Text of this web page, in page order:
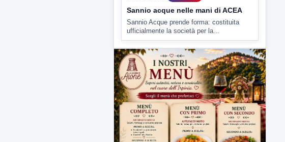
▶
5 AGOSTO 2026 ATTUALITÀ
Sannio acque nelle mani di ACEA
Sannio Acque prende forma: costituita
ufficialmente la società per la...